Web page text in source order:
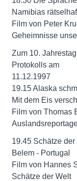
Namibias
Film von Peter
Geheimnisse
Zum 10.
Protokolls am
11.12.1997
19.15 Alaska
Mit dem Eis
Film von Thomas
19.45 Schätze
Belem - Portugal
Film von Hannes
Schätze der Welt